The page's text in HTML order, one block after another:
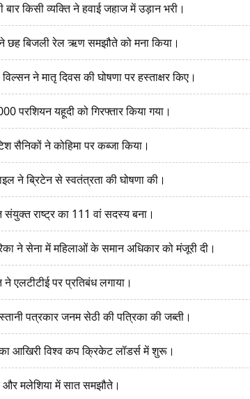
किसी व्यक्ति ने हवाई जहाज में उड़ान भरी।
छह बिजली रेल ऋण समझौते को मना किया।
ने मातृ दिवस की घोषणा पर हस्ताक्षर किए।
परशियन यहूदी को गिरफ्तार किया गया।
सैनिकों ने कोहिमा पर कब्जा किया।
ने ब्रिटेन से स्वतंत्रता की घोषणा की।
राष्ट्र का 111 वां सदस्य बना।
ने सेना में महिलाओं के समान अधिकार को मंजूरी दी।
एलटीटीई पर प्रतिबंध लगाया।
पत्रकार जनम सेठी की पत्रिका की जब्ती।
आखिरी विश्व कप क्रिकेट लॉडर्स में शुरू।
मलेशिया में सात समझौते।